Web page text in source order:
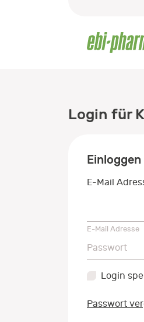
Login für
Einloggen
E-Mail
E-Mail Adresse
Passwort
Passwort
Login
Passwort